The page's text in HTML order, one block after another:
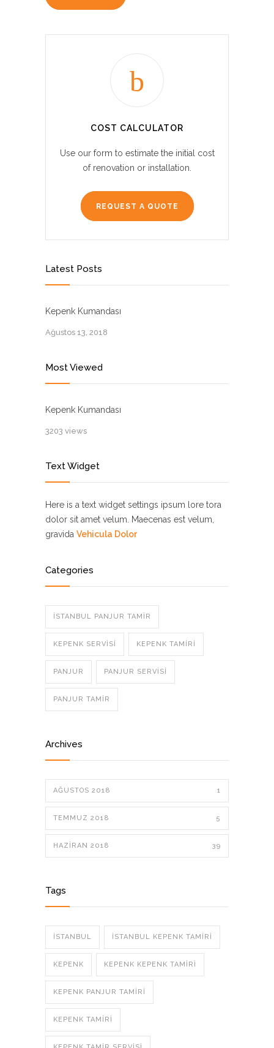
COST CALCULATOR
Use our form to estimate the initial cost
of renovation or installation.
REQUEST A QUOTE
Latest Posts
Kepenk Kumandası
Ağustos 13, 2018
Most Viewed
Kepenk Kumandası
3203 views
Text Widget
Here is a text widget settings ipsum lore tora
dolor sit amet velum. Maecenas est velum,
gravida Vehicula Dolor
Categories
İSTANBUL PANJUR TAMIR
KEPENK SERVISI KEPENK TAMIRI
PANJUR PANJUR SERVISI
PANJUR TAMIR
Archives
AĞUSTOS 2018 1
TEMMUZ 2018 5
HAZIRAN 2018 39
Tags
ISTANBUL ISTANBUL KEPENK TAMIRI
KEPENK KEPENK KEPENK TAMIRI
KEPENK PANJUR TAMIRI
KEPENK TAMIRI